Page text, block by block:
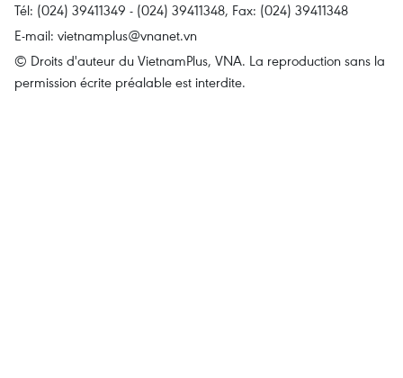
Tél: (024) 39411349 - (024) 39411348, Fax: (024) 39411348
E-mail: vietnamplus@vnanet.vn
© Droits d'auteur du VietnamPlus, VNA. La reproduction sans la
permission écrite préalable est interdite.